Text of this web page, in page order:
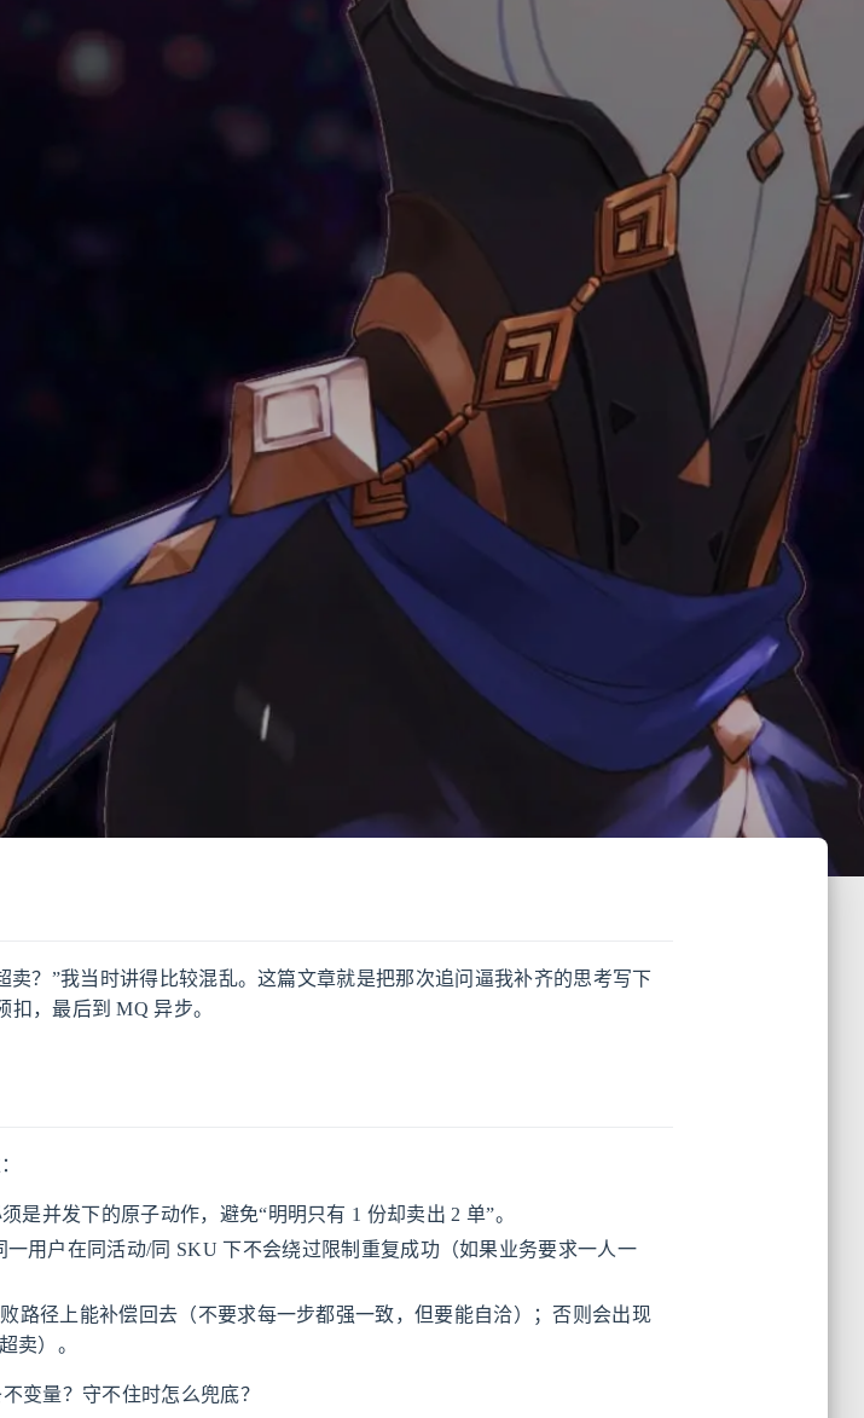
？”我当时讲得比较混乱。这篇文章就是把那次追问逼我补齐的思考写下
，最后到 MQ 异步。
并发下的原子动作，避免“明明只有 1 份却卖出 2 单”。
一用户在同活动/同 SKU 下不会绕过限制重复成功（如果业务要求一人一
路径上能补偿回去（不要求每一步都强一致，但要能自洽）；否则会出现
卖）。
变量？守不住时怎么兜底？